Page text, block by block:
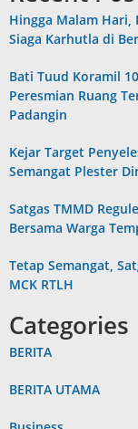
Hingga Malam Hari,
Siaga Karhutla di
Bati Tuud Koramil
Peresmian Ruang
Padangin
Kejar Target
Semangat Plester
Satgas TMMD
Bersama Warga
Tetap Semangat,
MCK RTLH
Categories
BERITA
BERITA UTAMA